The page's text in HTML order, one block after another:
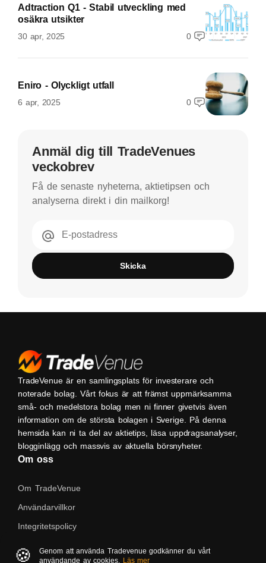
Adtraction Q1 - Stabil utveckling med
osäkra utsikter
30 apr, 2025 0
Eniro - Olyckligt utfall
6 apr, 2025 0
Anmäl dig till TradeVenues
veckobrev
Få de senaste nyheterna, aktietipsen och
analyserna direkt i din mailkorg!
E-postadress
Skicka
TradeVenue är en samlingsplats för investerare och
noterade bolag. Vårt fokus är att främst uppmärksamma
små- och medelstora bolag men ni finner givetvis även
information om de största bolagen i Sverige. På denna
hemsida kan ni ta del av aktietips, läsa uppdragsanalyser,
blogginlägg och massvis av aktuella börsnyheter.
Om oss
Om TradeVenue
Användarvillkor
Integritetspolicy
🍪
Genom att använda Tradevenue godkänner du vårt
användande av cookies. Läs mer